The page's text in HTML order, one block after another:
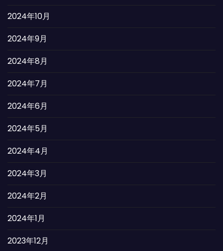
2024年10月
2024年9月
2024年8月
2024年7月
2024年6月
2024年5月
2024年4月
2024年3月
2024年2月
2024年1月
2023年12月